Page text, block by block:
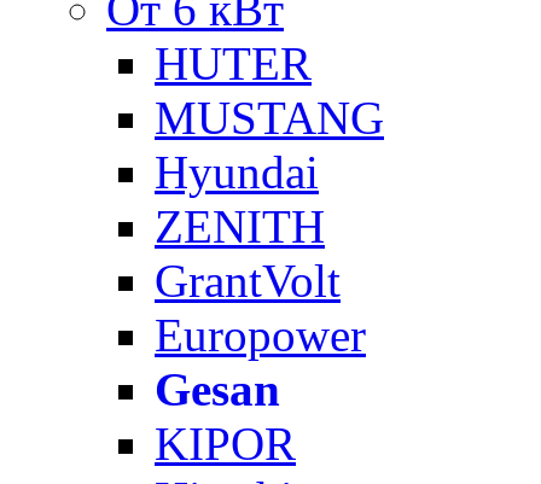
HUTER
MUSTANG
Hyundai
ZENITH
GrantVolt
Europower
Gesan
KIPOR